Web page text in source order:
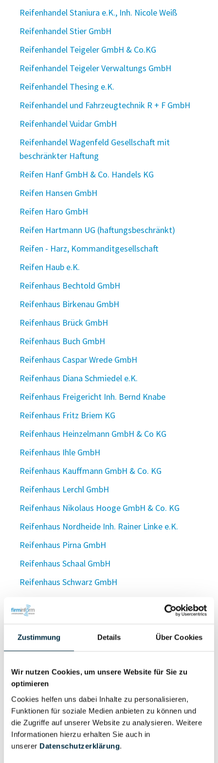
Zustimmung Details Über Cookies
Wir nutzen Cookies, um unsere Website für Sie zu
optimieren
Cookies helfen uns dabei Inhalte zu personalisieren,
Funktionen für soziale Medien anbieten zu können und
die Zugriffe auf unserer Website zu analysieren. Weitere
Informationen hierzu erhalten Sie auch in
unserer Datenschutzerklärung.
Reifenhandel Staniura e.K., Inh. Nicole Weiß
Reifenhandel Stier GmbH
Reifenhandel Teigeler GmbH & Co.KG
Reifenhandel Teigeler Verwaltungs GmbH
Reifenhandel Thesing e.K.
Reifenhandel und Fahrzeugtechnik R + F GmbH
Reifenhandel Vuidar GmbH
Reifenhandel Wagenfeld Gesellschaft mit
beschränkter Haftung
Reifen Hanf GmbH & Co. Handels KG
Reifen Hansen GmbH
Reifen Haro GmbH
Reifen Hartmann UG (haftungsbeschränkt)
Reifen - Harz, Kommanditgesellschaft
Reifen Haub e.K.
Reifenhaus Bechtold GmbH
Reifenhaus Birkenau GmbH
Reifenhaus Brück GmbH
Reifenhaus Buch GmbH
Reifenhaus Caspar Wrede GmbH
Reifenhaus Diana Schmiedel e.K.
Reifenhaus Freigericht Inh. Bernd Knabe
Reifenhaus Fritz Briem KG
Reifenhaus Heinzelmann GmbH & Co KG
Reifenhaus Ihle GmbH
Reifenhaus Kauffmann GmbH & Co. KG
Reifenhaus Lerchl GmbH
Reifenhaus Nikolaus Hooge GmbH & Co. KG
Reifenhaus Nordheide Inh. Rainer Linke e.K.
Reifenhaus Pirna GmbH
Reifenhaus Schaal GmbH
Reifenhaus Schwarz GmbH
Reifenhaus Vogt GmbH
Reifenhaus Walther & Co. GmbH
Reifenhaus Westerburg UG (haftungsbeschränkt)
Reifen Heck GmbH
Reifen Heilmann UG (haftungsbeschränkt) & Co. KG
Reifen Heinen GmbH